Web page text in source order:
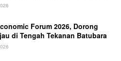
Forum 2026, Dorong
di Tengah Tekanan Batubara